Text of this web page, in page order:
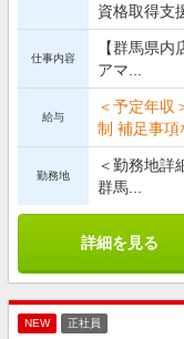
資格取得支
仕事内容
【群馬県
アマ...
給与
＜予定年収
制 補足事項
勤務地
＜勤務地詳
群馬...
詳細を見る
NEW 正社員